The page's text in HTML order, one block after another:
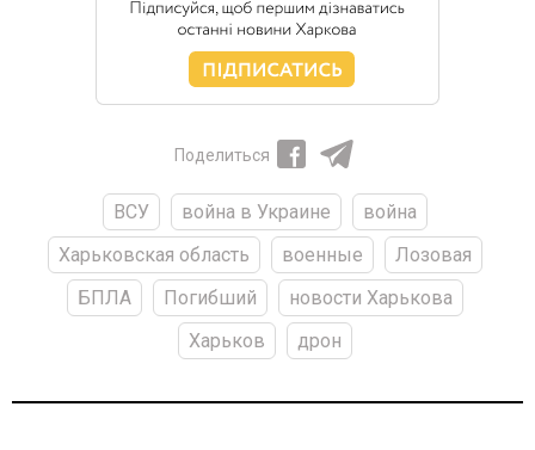
Поделиться
ВСУ война в Украине
война
Харьковская область
военные
Лозовая
БПЛА
Погибший
новости Харькова
Харьков
дрон